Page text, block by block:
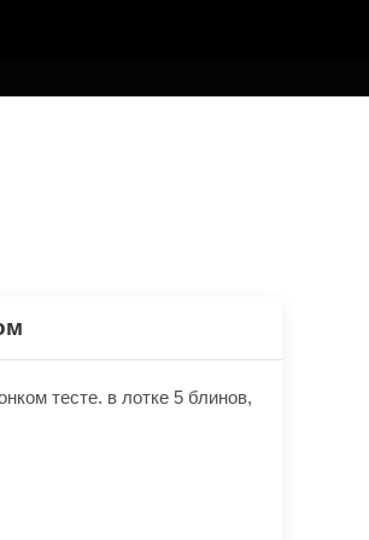
тесте. в лотке 5 блинов,